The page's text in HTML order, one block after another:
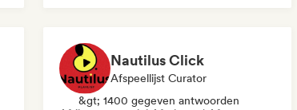
Nautilus Click
Afspeellijst Curator
&gt; 1400 gegeven antwoorden